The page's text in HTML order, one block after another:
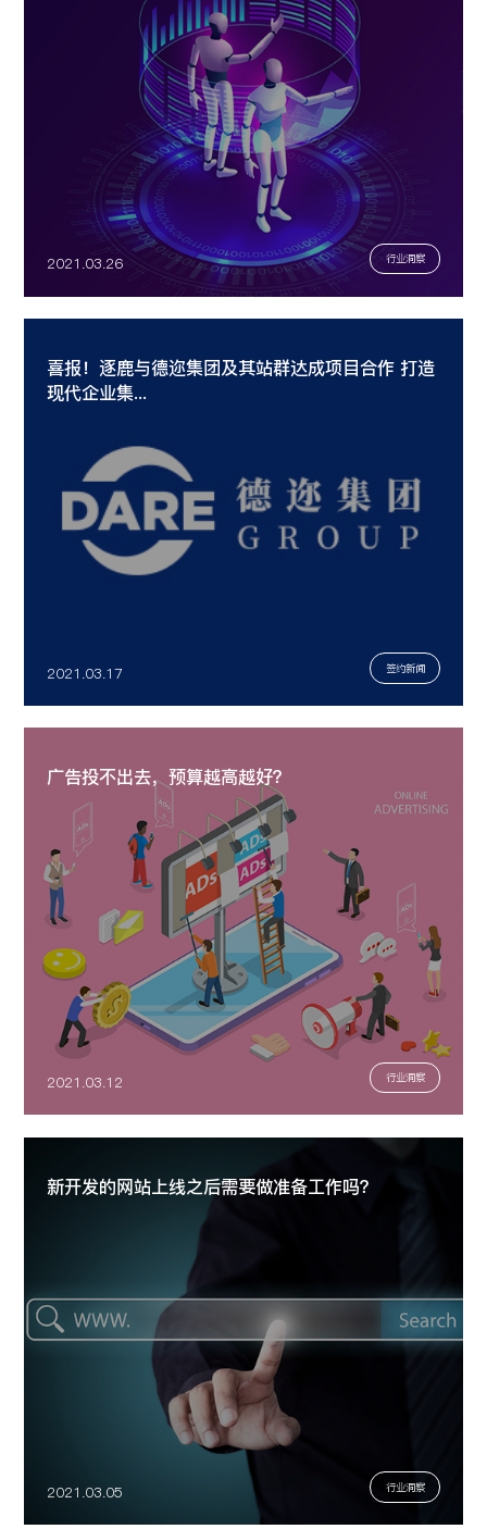
2021.03.26 行业洞察
喜报！逐鹿与德迩集团及其站群达成项目合作 打造
现代企业集...
2021.03.17 签约新闻
广告投不出去，预算越高越好？
2021.03.12 行业洞察
新开发的网站上线之后需要做准备工作吗？
2021.03.05 行业洞察